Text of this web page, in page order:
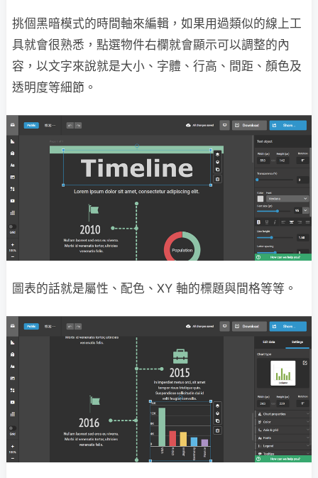
挑個黑暗模式的時間軸來編輯，如果用過類似的線上工
具就會很熟悉，點選物件右欄就會顯示可以調整的內
容，以文字來說就是大小、字體、行高、間距、顏色及
透明度等細節。
圖表的話就是屬性、配色、XY 軸的標題與間格等等。